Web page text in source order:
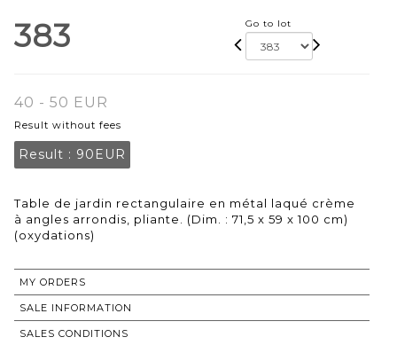
383 Go to lot
40 - 50 EUR
Result without fees
Result : 90EUR
Table de jardin rectangulaire en métal laqué crème
à angles arrondis, pliante. (Dim. : 71,5 x 59 x 100 cm)
(oxydations)
MY ORDERS
SALE INFORMATION
SALES CONDITIONS